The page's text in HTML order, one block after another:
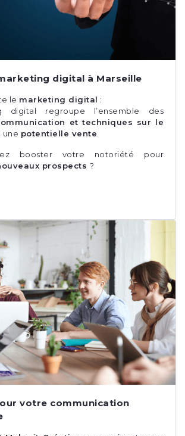
digital à Marseille
le marketing digital :
digital regroupe l’ensemble des
et techniques sur le
une potentielle vente
booster votre notoriété pour
prospects ?
votre communication